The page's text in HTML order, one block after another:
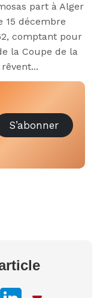
part à Alger
15 décembre
comptant pour
la Coupe de la
S’abonner